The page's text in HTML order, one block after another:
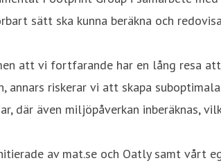
sätt ska kunna beräkna och
att vi fortfarande har en lång resa
annars riskerar vi att skapa
där även miljöpåverkan inberäknas,
av mat.se och Oatly samt vårt